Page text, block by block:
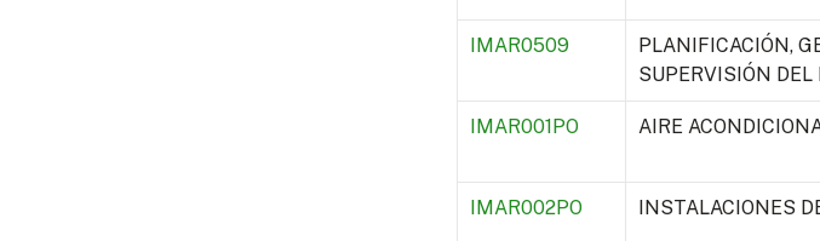
IMAR0509
PLANIFICACIÓN,
SUPERVISIÓN
IMAR001PO AIRE
IMAR002PO INSTALACIONES